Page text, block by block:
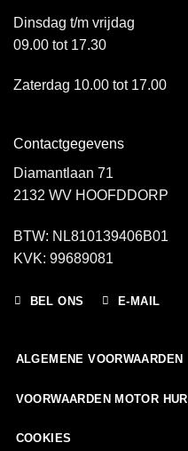
Dinsdag t/m vrijdag
09.00 tot 17.30
Zaterdag 10.00 tot 17.00
Contactgegevens
Diamantlaan 71
2132 WV HOOFDDORP
BTW: NL810139406B01
KVK: 99689081
BEL ONS E-MAIL
ALGEMENE VOORWAARDEN
VOORWAARDEN MOTOR
COOKIES